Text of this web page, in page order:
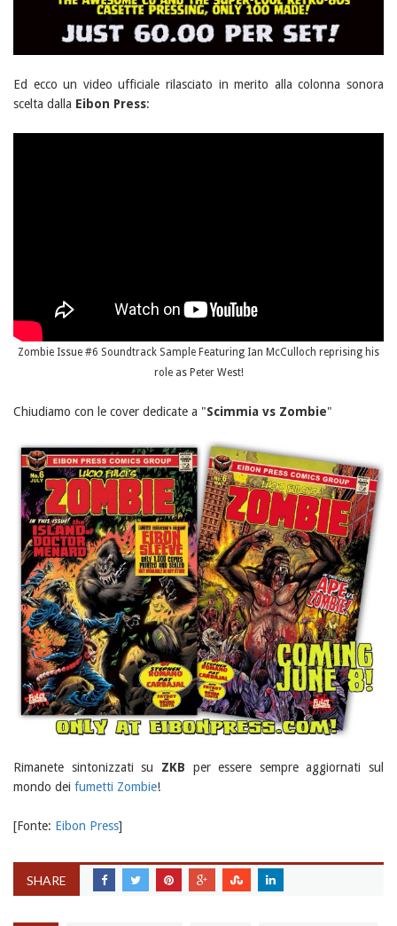
Ed ecco un video ufficiale rilasciato in merito alla colonna sonora
scelta dalla Eibon Press:
Zombie Issue #6 Soundtrack Sample Featuring Ian McCulloch reprising his
role as Peter West!
Chiudiamo con le cover dedicate a "Scimmia vs Zombie"
Rimanete sintonizzati su ZKB per essere sempre aggiornati sul
mondo dei fumetti Zombie!
[Fonte: Eibon Press]
SHARE